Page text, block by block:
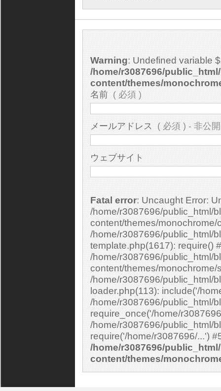
Warning : Undefined variable
/home/r3087696/
content/themes/
名前 ( 必須 )
メールアドレス ( 必須 ) - 非公
ウェブサイト
Fatal error: Uncaught Error: Undefined constant "cs_print_smilies" in
/home/r3087696/public_html/
content/themes/
/home/r3087696/public_html/
template.php(1617): require()
/home/r3087696/public_html/
content/themes/
/home/r3087696/public_html/
loader.php(113): include('/
/home/r3087696/public_html/
require_once('/home/
/home/r3087696/public_html/
/home/r3087696/
content/themes/